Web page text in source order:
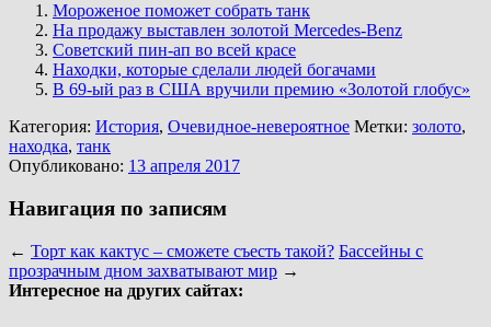
Мороженое поможет собрать танк
На продажу выставлен золотой Mercedes-Benz
Советский пин-ап во всей красе
Находки, которые сделали людей богачами
В 69-ый раз в США вручили премию «Золотой глобус»
Категория: История, Очевидное-невероятное Метки: золото,
находка, танк
Опубликовано: 13 апреля 2017
Навигация по записям
← Торт как кактус – сможете съесть такой? Бассейны с
прозрачным дном захватывают мир →
Интересное на других сайтах: